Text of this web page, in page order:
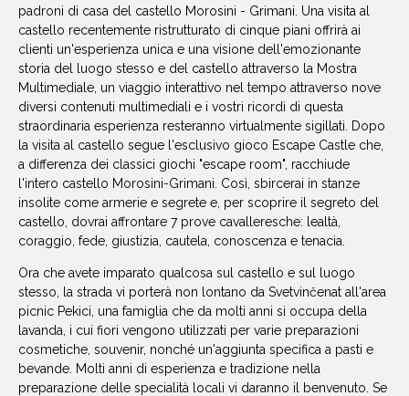
padroni di casa del castello Morosini - Grimani. Una visita al
castello recentemente ristrutturato di cinque piani offrirà ai
clienti un'esperienza unica e una visione dell'emozionante
storia del luogo stesso e del castello attraverso la Mostra
Multimediale, un viaggio interattivo nel tempo attraverso nove
diversi contenuti multimediali e i vostri ricordi di questa
straordinaria esperienza resteranno virtualmente sigillati. Dopo
la visita al castello segue l'esclusivo gioco Escape Castle che,
a differenza dei classici giochi "escape room", racchiude
l'intero castello Morosini-Grimani. Così, sbircerai in stanze
insolite come armerie e segrete e, per scoprire il segreto del
castello, dovrai affrontare 7 prove cavalleresche: lealtà,
coraggio, fede, giustizia, cautela, conoscenza e tenacia.
Ora che avete imparato qualcosa sul castello e sul luogo
stesso, la strada vi porterà non lontano da Svetvinčenat all'area
picnic Pekici, una famiglia che da molti anni si occupa della
lavanda, i cui fiori vengono utilizzati per varie preparazioni
cosmetiche, souvenir, nonché un'aggiunta specifica a pasti e
bevande. Molti anni di esperienza e tradizione nella
preparazione delle specialità locali vi daranno il benvenuto. Se